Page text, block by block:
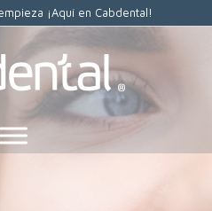
¡Aquí en Cabdental!